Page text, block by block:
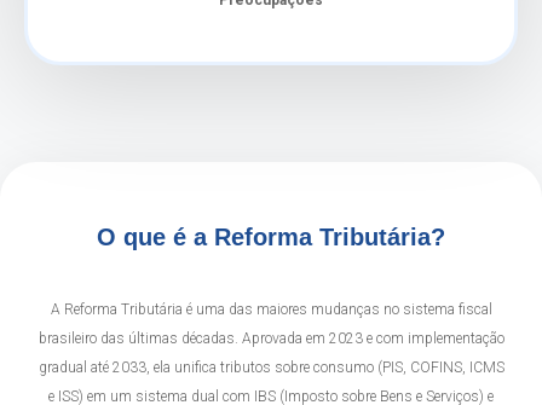
O que é a Reforma Tributária?
A Reforma Tributária é uma das maiores mudanças no sistema fiscal
brasileiro das últimas décadas. Aprovada em 2023 e com implementação
gradual até 2033, ela unifica tributos sobre consumo (PIS, COFINS, ICMS
e ISS) em um sistema dual com IBS (Imposto sobre Bens e Serviços) e